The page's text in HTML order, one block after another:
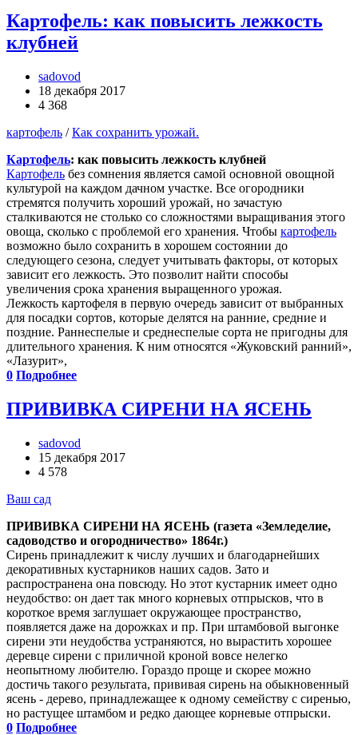
Картофель: как повысить лежкость
клубней
sadovod
18 декабря 2017
4 368
картофель /Как сохранить урожай.
Картофель: как повысить лежкость клубней
Картофель без сомнения является самой основной овощной
культурой на каждом дачном участке. Все огородники
стремятся получить хороший урожай, но зачастую
сталкиваются не столько со сложностями выращивания этого
овоща, сколько с проблемой его хранения. Чтобы картофель
возможно было сохранить в хорошем состоянии до
следующего сезона, следует учитывать факторы, от которых
зависит его лежкость. Это позволит найти способы
увеличения срока хранения выращенного урожая.
Лежкость картофеля в первую очередь зависит от выбранных
для посадки сортов, которые делятся на ранние, средние и
поздние. Раннеспелые и среднеспелые сорта не пригодны для
длительного хранения. К ним относятся «Жуковский ранний»,
«Лазурит»,
0 Подробнее
ПРИВИВКА СИРЕНИ НА ЯСЕНЬ
sadovod
15 декабря 2017
4 578
Ваш сад
ПРИВИВКА СИРЕНИ НА ЯСЕНЬ (газета «Земледелие,
садоводство и огородничество» 1864г.)
Сирень принадлежит к числу лучших и благодарнейших
декоративных кустарников наших садов. Зато и
распространена она повсюду. Но этот кустарник имеет одно
неудобство: он дает так много корневых отпрысков, что в
короткое время заглушает окружающее пространство,
появляется даже на дорожках и пр. При штамбовой выгонке
сирени эти неудобства устраняются, но вырастить хорошее
деревце сирени с приличной кроной вовсе нелегко
неопытному любителю. Гораздо проще и скорее можно
достичь такого результата, прививая сирень на обыкновенный
ясень - дерево, принадлежащее к одному семейству с сиренью,
но растущее штамбом и редко дающее корневые отпрыски.
0 Подробнее